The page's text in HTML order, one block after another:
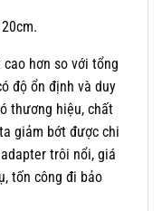
hơn so với tổng
độ ổn định và duy
thương hiệu, chất
giảm bớt được chi
trôi nổi, giá
tốn công đi bảo